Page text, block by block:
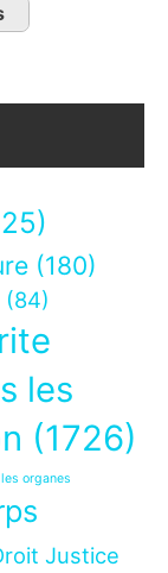
(180)
(84)
les
(1726)
organes
Justice